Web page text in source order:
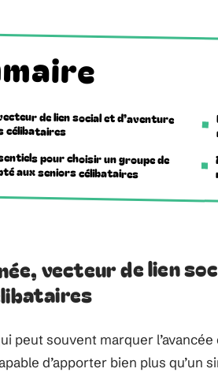
de lien social et d’aventure
célibataires
pour choisir un groupe de
aux seniors célibataires
vecteur de lien
peut souvent marquer
d’apporter bien plus qu’un